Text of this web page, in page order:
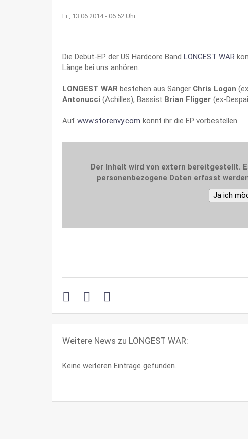
Fr., 13.06.2014 - 06:52 Uhr
Die Debüt-EP der US Hardcore Band LONGEST WAR
Länge bei uns anhören.
LONGEST WAR bestehen aus Sänger Chris Logan
Antonucci (Achilles), Bassist Brian Fligger (ex-
Auf www.storenvy.com könnt ihr die EP vorbestellen.
Der Inhalt wird von extern bereitgestellt.
personenbezogene Daten erfasst
Ja ich
Weitere News zu LONGEST WAR:
Keine weiteren Einträge gefunden.